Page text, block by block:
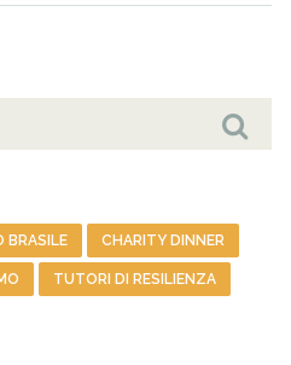
BRASILE CHARITY DINNER
TUTORI DI RESILIENZA